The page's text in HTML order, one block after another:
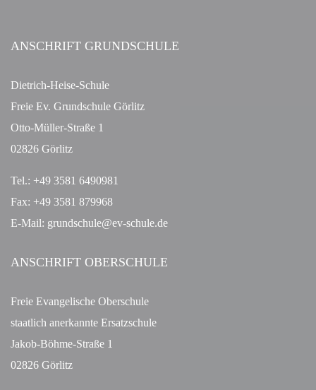
ANSCHRIFT GRUNDSCHULE
Dietrich-Heise-Schule
Freie Ev. Grundschule Görlitz
Otto-Müller-Straße 1
02826 Görlitz
Tel.: +49 3581 6490981
Fax: +49 3581 879968
E-Mail: grundschule@ev-schule.de
ANSCHRIFT OBERSCHULE
Freie Evangelische Oberschule
staatlich anerkannte Ersatzschule
Jakob-Böhme-Straße 1
02826 Görlitz